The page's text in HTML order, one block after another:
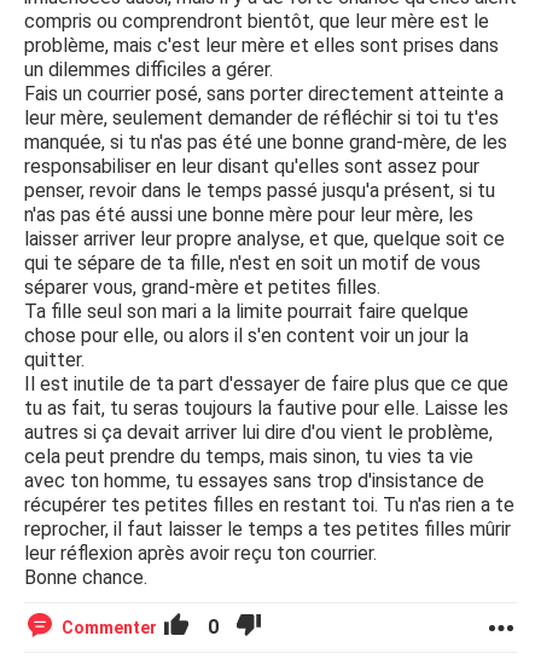
compris ou comprendront bientôt, que leur mère est le
problème, mais c'est leur mère et elles sont prises dans
un dilemmes difficiles a gérer.
Fais un courrier posé, sans porter directement atteinte a
leur mère, seulement demander de réfléchir si toi tu t'es
manquée, si tu n'as pas été une bonne grand-mère, de les
responsabiliser en leur disant qu'elles sont assez pour
penser, revoir dans le temps passé jusqu'a présent, si tu
n'as pas été aussi une bonne mère pour leur mère, les
laisser arriver leur propre analyse, et que, quelque soit ce
qui te sépare de ta fille, n'est en soit un motif de vous
séparer vous, grand-mère et petites filles.
Ta fille seul son mari a la limite pourrait faire quelque
chose pour elle, ou alors il s'en content voir un jour la
quitter.
Il est inutile de ta part d'essayer de faire plus que ce que
tu as fait, tu seras toujours la fautive pour elle. Laisse les
autres si ça devait arriver lui dire d'ou vient le problème,
cela peut prendre du temps, mais sinon, tu vies ta vie
avec ton homme, tu essayes sans trop d'insistance de
récupérer tes petites filles en restant toi. Tu n'as rien a te
reprocher, il faut laisser le temps a tes petites filles mûrir
leur réflexion après avoir reçu ton courrier.
Bonne chance.
Commenter 0